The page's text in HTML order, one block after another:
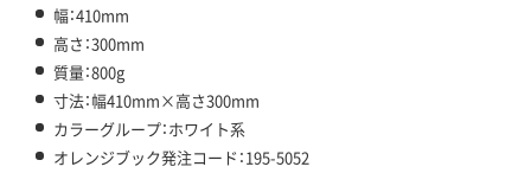
幅：410mm
高さ：300mm
質量：800g
寸法：幅410mm×高さ300mm
カラーグループ：ホワイト系
オレンジブック発注コード：195-5052